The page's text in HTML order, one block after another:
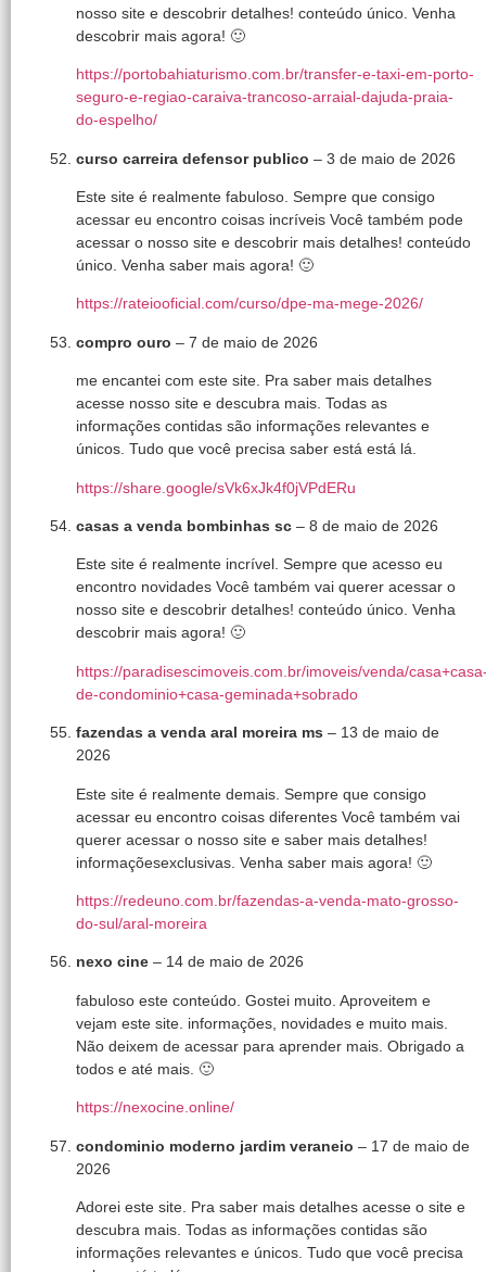
nosso site e descobrir detalhes! conteúdo único. Venha
descobrir mais agora! 🙂
https://portobahiaturismo.com.br/transfer-e-taxi-em-porto-
seguro-e-regiao-caraiva-trancoso-arraial-dajuda-praia-
do-espelho/
curso carreira defensor publico – 3 de maio de 2026
Este site é realmente fabuloso. Sempre que consigo
acessar eu encontro coisas incríveis Você também pode
acessar o nosso site e descobrir mais detalhes! conteúdo
único. Venha saber mais agora! 🙂
https://rateiooficial.com/curso/dpe-ma-mege-2026/
compro ouro – 7 de maio de 2026
me encantei com este site. Pra saber mais detalhes
acesse nosso site e descubra mais. Todas as
informações contidas são informações relevantes e
únicos. Tudo que você precisa saber está está lá.
https://share.google/sVk6xJk4f0jVPdERu
casas a venda bombinhas sc – 8 de maio de 2026
Este site é realmente incrível. Sempre que acesso eu
encontro novidades Você também vai querer acessar o
nosso site e descobrir detalhes! conteúdo único. Venha
descobrir mais agora! 🙂
https://paradisescimoveis.com.br/imoveis/venda/
de-condominio+casa-geminada+sobrado
fazendas a venda aral moreira ms – 13 de maio de
2026
Este site é realmente demais. Sempre que consigo
acessar eu encontro coisas diferentes Você também vai
querer acessar o nosso site e saber mais detalhes!
informaçõesexclusivas. Venha saber mais agora! 🙂
https://redeuno.com.br/fazendas-a-venda-mato-grosso-
do-sul/aral-moreira
nexo cine – 14 de maio de 2026
fabuloso este conteúdo. Gostei muito. Aproveitem e
vejam este site. informações, novidades e muito mais.
Não deixem de acessar para aprender mais. Obrigado a
todos e até mais. 🙂
https://nexocine.online/
condominio moderno jardim veraneio – 17 de maio de
2026
Adorei este site. Pra saber mais detalhes acesse o site e
descubra mais. Todas as informações contidas são
informações relevantes e únicos. Tudo que você precisa